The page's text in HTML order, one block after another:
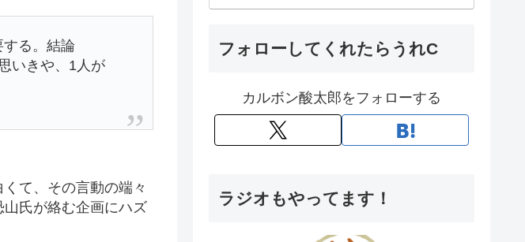
る。結論
いきや、1人が
て、その言動の端々
氏が絡む企画にハズ
フォローしてくれたらうれC
カルボン酸太郎をフォローする
ラジオもやってます！